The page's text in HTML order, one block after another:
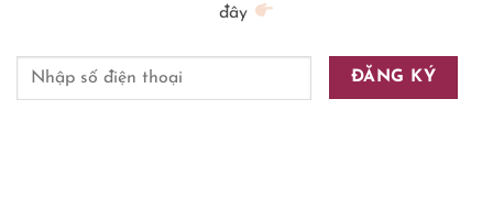
đây